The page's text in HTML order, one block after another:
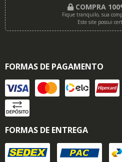
COMPRA
Fique tranquilo, sua
Este site possui
FORMAS DE PAGAMENTO
FORMAS DE ENTREGA